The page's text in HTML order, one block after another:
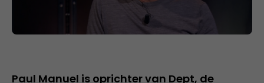
Paul Manuel is oprichter van Dept, de